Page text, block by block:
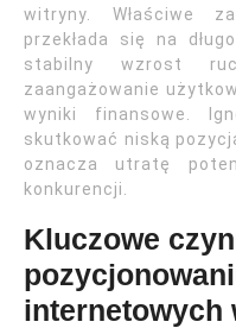
witryny. Właściwe
przekłada się na
stabilny wzrost
zaangażowanie
wyniki finansowe.
skutkować niską
oznacza utratę
konkurencji.
Kluczowe
internetowych